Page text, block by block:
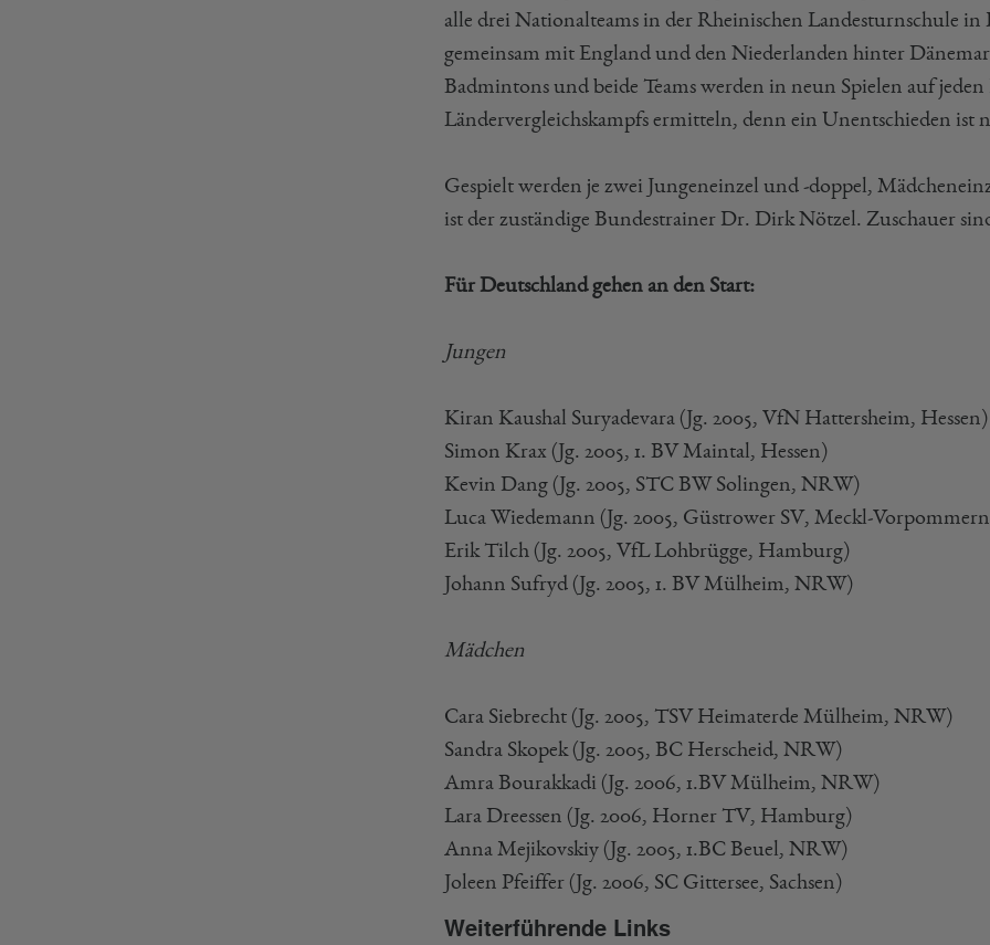
alle drei Nationalteams in der Rheinischen Landesturnschule
gemeinsam mit England und den Niederlanden hinter
Badmintons und beide Teams werden in neun Spielen auf jeden
Ländervergleichskampfs ermitteln, denn ein Unentschieden ist
Gespielt werden je zwei Jungeneinzel und -doppel,
ist der zuständige Bundestrainer Dr. Dirk Nötzel. Zuschauer
Für Deutschland gehen an den Start:
Jungen
Kiran Kaushal Suryadevara (Jg. 2005, VfN Hattersheim, Hessen)
Simon Krax (Jg. 2005, 1. BV Maintal, Hessen)
Kevin Dang (Jg. 2005, STC BW Solingen, NRW)
Luca Wiedemann (Jg. 2005, Güstrower SV, Meckl-
Erik Tilch (Jg. 2005, VfL Lohbrügge, Hamburg)
Johann Sufryd (Jg. 2005, 1. BV Mülheim, NRW)
Mädchen
Cara Siebrecht (Jg. 2005, TSV Heimaterde Mülheim, NRW)
Sandra Skopek (Jg. 2005, BC Herscheid, NRW)
Amra Bourakkadi (Jg. 2006, 1.BV Mülheim, NRW)
Lara Dreessen (Jg. 2006, Horner TV, Hamburg)
Anna Mejikovskiy (Jg. 2005, 1.BC Beuel, NRW)
Joleen Pfeiffer (Jg. 2006, SC Gittersee, Sachsen)
Weiterführende Links